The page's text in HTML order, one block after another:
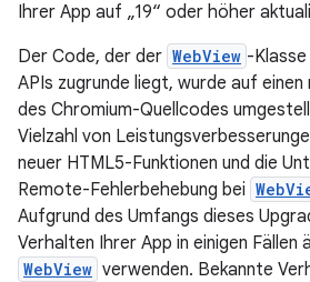
Ihrer App auf „19“ oder höher
Der Code, der der WebView -
APIs zugrunde liegt, wurde auf
des Chromium-Quellcodes
Vielzahl von
neuer HTML5-Funktionen und die
Remote-Fehlerbehebung bei
Aufgrund des Umfangs dieses
Verhalten Ihrer App in einigen Fällen
WebView verwenden. Bekannte